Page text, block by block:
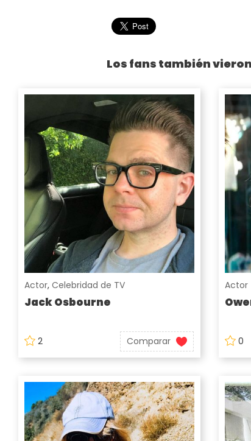
Los fans también vieron
Actor, Celebridad de TV
Jack Osbourne
2 Comparar
Actor
0